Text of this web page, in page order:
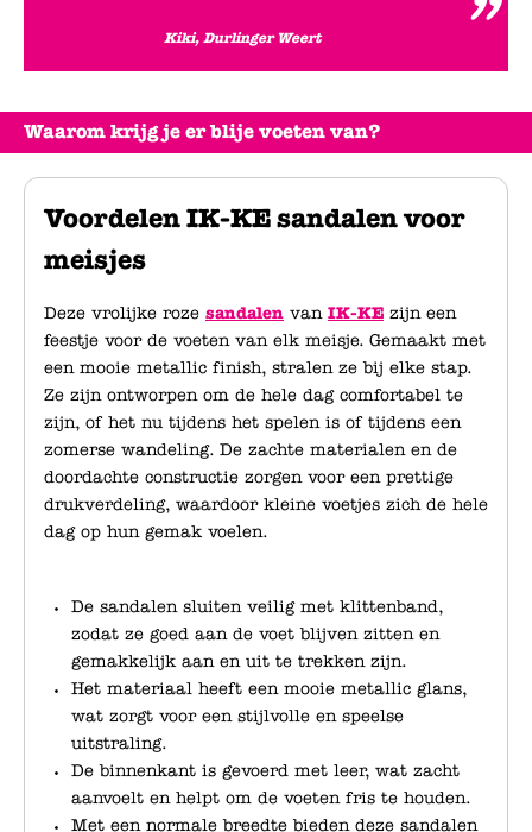
Waarom krijg je er blije voeten van?
Voordelen IK-KE sandalen voor
meisjes
Deze vrolijke roze sandalen van IK-KE zijn een
feestje voor de voeten van elk meisje. Gemaakt met
een mooie metallic finish, stralen ze bij elke stap.
Ze zijn ontworpen om de hele dag comfortabel te
zijn, of het nu tijdens het spelen is of tijdens een
zomerse wandeling. De zachte materialen en de
doordachte constructie zorgen voor een prettige
drukverdeling, waardoor kleine voetjes zich de hele
dag op hun gemak voelen.
De sandalen sluiten veilig met klittenband,
zodat ze goed aan de voet blijven zitten en
gemakkelijk aan en uit te trekken zijn.
Het materiaal heeft een mooie metallic glans,
wat zorgt voor een stijlvolle en speelse
uitstraling.
De binnenkant is gevoerd met leer, wat zacht
aanvoelt en helpt om de voeten fris te houden.
Met een normale breedte bieden deze sandalen
Kiki, Durlinger Weert